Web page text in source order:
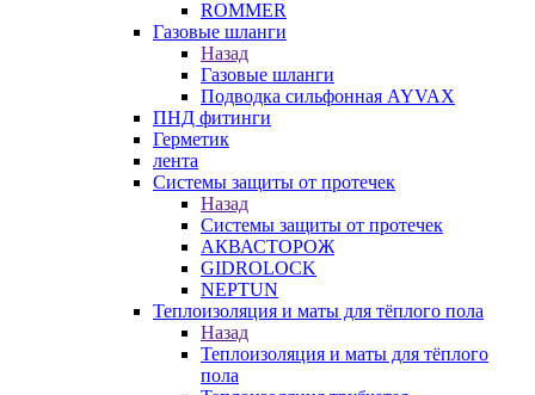
ROMMER
Газовые шланги
Назад
Газовые шланги
Подводка сильфонная AYVAX
ПНД фитинги
Герметик
лента
Системы защиты от протечек
Назад
Системы защиты от протечек
АКВАСТОРОЖ
GIDROLOCK
NEPTUN
Теплоизоляция и маты для тёплого пола
Назад
Теплоизоляция и маты для тёплого
пола